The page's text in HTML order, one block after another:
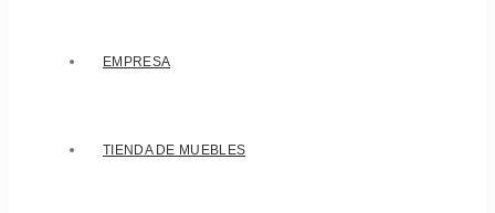
EMPRESA
TIENDA DE MUEBLES